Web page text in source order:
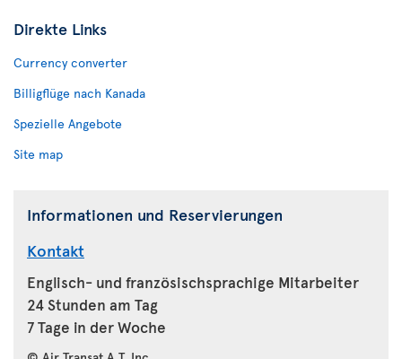
Direkte Links
Currency converter
Billigflüge nach Kanada
Spezielle Angebote
Site map
Informationen und Reservierungen
Kontakt
Englisch- und französischsprachige Mitarbeiter
24 Stunden am Tag
7 Tage in der Woche